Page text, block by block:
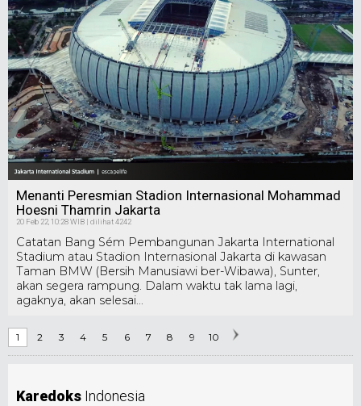
Menanti Peresmian Stadion Internasional Mohammad
Hoesni Thamrin Jakarta
20 Feb 22, 10:28 WIB | dilihat 4242
Catatan Bang Sém Pembangunan Jakarta International
Stadium atau Stadion Internasional Jakarta di kawasan
Taman BMW (Bersih Manusiawi ber-Wibawa), Sunter,
akan segera rampung. Dalam waktu tak lama lagi,
agaknya, akan selesai...
1 2 3 4 5 6 7 8 9 10
Karedoks Indonesia